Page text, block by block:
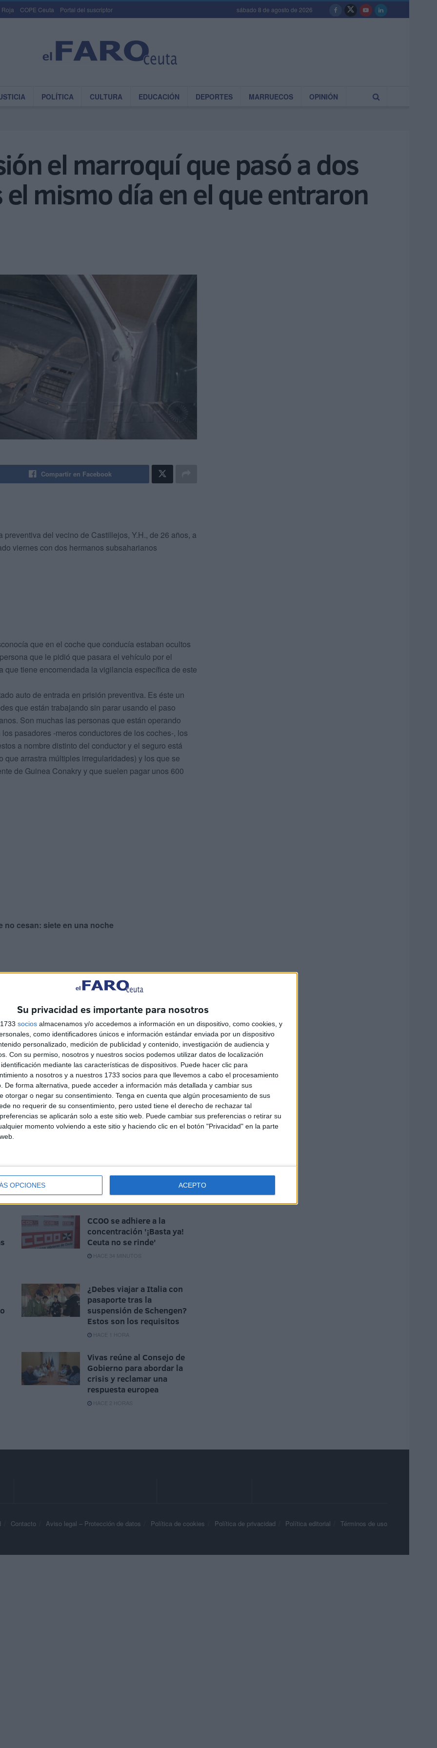
Su privacidad es importante para nosotros
socios almacenamos y/o accedemos a información en un dispositivo, como cookies, y
como identificadores únicos e información estándar enviada por un dispositivo
personalizado, medición de publicidad y contenido, investigación de audiencia y
Con su permiso, nosotros y nuestros socios podemos utilizar datos de localización
mediante las características de dispositivos. Puede hacer clic para
a nosotros y a nuestros 1733 socios para que llevemos a cabo el procesamiento
De forma alternativa, puede acceder a información más detallada y cambiar sus
otorgar o negar su consentimiento. Tenga en cuenta que algún procesamiento de sus
no requerir de su consentimiento, pero usted tiene el derecho de rechazar tal
se aplicarán solo a este sitio web. Puede cambiar sus preferencias o retirar su
momento volviendo a este sitio y haciendo clic en el botón "Privacidad" en la parte
OPCIONES ACEPTO
Roja COPE Ceuta Portal del suscriptor sábado 8 de agosto de 2026
POLÍTICA CULTURA EDUCACIÓN DEPORTES MARRUECOS OPINIÓN
el marroquí que pasó a dos
mismo día en el que entraron
Compartir en Facebook
del vecino de Castillejos, Y.H., de 26 años, a
viernes con dos hermanos subsaharianos
que en el coche que conducía estaban ocultos
que le pidió que pasara el vehículo por el
tiene encomendada la vigilancia específica de este
auto de entrada en prisión preventiva. Es éste un
que están trabajando sin parar usando el paso
Son muchas las personas que están operando
pasadores -meros conductores de los coches-, los
a nombre distinto del conductor y el seguro está
arrastra múltiples irregularidades) y los que se
de Guinea Conakry y que suelen pagar unos 600
no cesan: siete en una noche
la pericia de los agentes en haber detectado al joven
y con riesgo para su vida, a estos hermanos. Las
para ayudar a frenar la escalada de delitos. Sucedió
de motores humanos o con actividades ilegales
de distintos testaferros.
arrestos esporádicos de pasadores, sin llegar a
están detrás de estas actuaciones. Ayer se detuvo a
a 7 subsaharianos de noche y madrugada y a otros
siendo habitual fueron abandonados en distintos
pueda conducir al origen de lo que constituye ya una
las vidas de los inmigrantes que esperan al otro lado
CCOO se adhiere a la
concentración '¡Basta ya!
Ceuta no se rinde'
HACE 34 MINUTOS
¿Debes viajar a Italia con
pasaporte tras la
suspensión de Schengen?
Estos son los requisitos
HACE 1 HORA
Vivas reúne al Consejo de
Gobierno para abordar la
crisis y reclamar una
respuesta europea
HACE 2 HORAS
Contacto Aviso legal – Protección de datos Política de cookies Política de privacidad Política editorial Términos de uso